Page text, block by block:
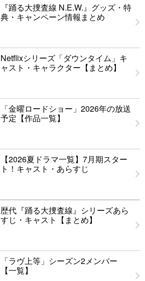
『踊る大捜査線 N.E.W.』グッズ・特
典・キャンペーン情報まとめ
Netflixシリーズ「ダウンタイム」キ
ャスト・キャラクター【まとめ】
「金曜ロードショー」2026年の放送
予定【作品一覧】
【2026夏ドラマ一覧】7月期スター
ト！キャスト・あらすじ
歴代『踊る大捜査線』シリーズあら
すじ・キャスト【まとめ】
「ラヴ上等」シーズン2メンバー
【一覧】